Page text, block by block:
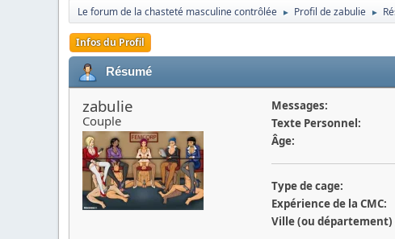
Le forum de la chasteté masculine contrôlée ► Profil de zabulie ►
Infos du Profil
Résumé
zabulie
Couple
Messages:
Texte Personnel:
Âge:
Type de cage:
Expérience de la CMC:
Ville (ou département)